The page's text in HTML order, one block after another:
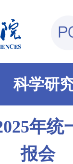
科学研
年统
报会